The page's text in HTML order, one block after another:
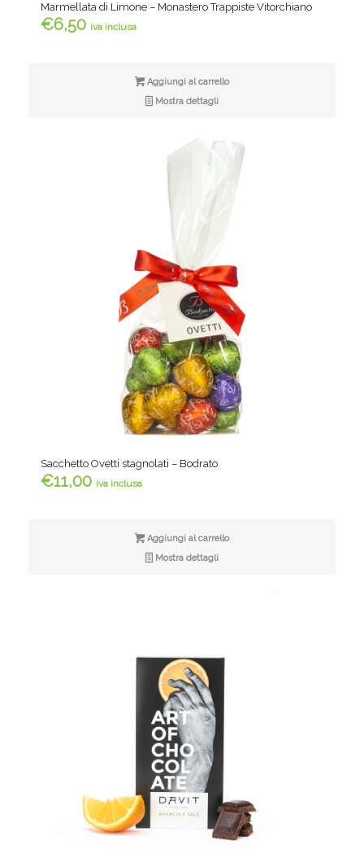
Marmellata di Limone – Monastero Trappiste Vitorchiano
€6,50 iva inclusa
Aggiungi al carrello
Mostra dettagli
Sacchetto Ovetti stagnolati – Bodrato
€11,00 iva inclusa
Aggiungi al carrello
Mostra dettagli